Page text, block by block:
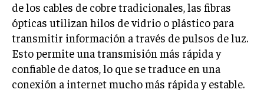
de los cables de cobre tradicionales, las fibras
ópticas utilizan hilos de vidrio o plástico para
transmitir información a través de pulsos de luz.
Esto permite una transmisión más rápida y
confiable de datos, lo que se traduce en una
conexión a internet mucho más rápida y estable.